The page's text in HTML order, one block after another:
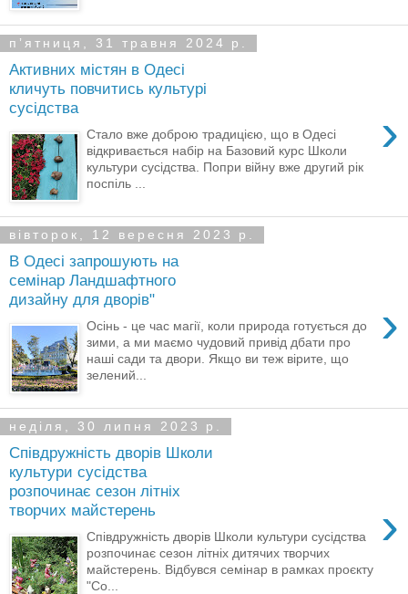
пʼятниця, 31 травня 2024 р.
Активних містян в Одесі
кличуть повчитись культурі
сусідства
›
Стало вже доброю традицією, що в Одесі
відкривається набір на Базовий курс Школи
культури сусідства. Попри війну вже другий рік
поспіль ...
вівторок, 12 вересня 2023 р.
В Одесі запрошують на
семінар Ландшафтного
дизайну для дворів"
›
Осінь - це час магії, коли природа готується до
зими, а ми маємо чудовий привід дбати про
наші сади та двори. Якщо ви теж вірите, що
зелений...
неділя, 30 липня 2023 р.
Співдружність дворів Школи
культури сусідства
розпочинає сезон літніх
творчих майстерень
›
Співдружність дворів Школи культури сусідства
розпочинає сезон літніх дитячих творчих
майстерень. Відбувся семінар в рамках проєкту
"Со...